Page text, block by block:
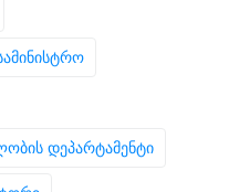
დეპარტამენტი